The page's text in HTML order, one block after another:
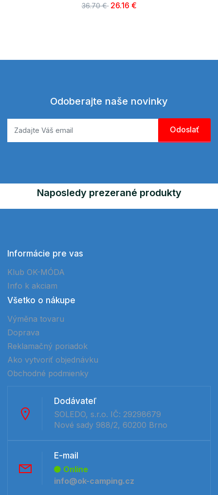
36.70 € 26.16 €
Odoberajte naše novinky
Naposledy prezerané produkty
Informácie pre vas
Klub OK-MÓDA
Info k akciam
Všetko o nákupe
Výměna tovaru
Doprava
Reklamačný poriadok
Ako vytvoriť objednávku
Obchodné podmienky
Dodávateľ
SOLEDO, s.r.o. IČ: 29298679
Nové sady 988/2, 60200 Brno
E-mail
Online
info@ok-camping.cz